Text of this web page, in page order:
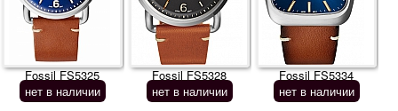
Fossil FS5325
нет в наличии
Fossil FS5328
нет в наличии
Fossil FS5334
нет в наличии